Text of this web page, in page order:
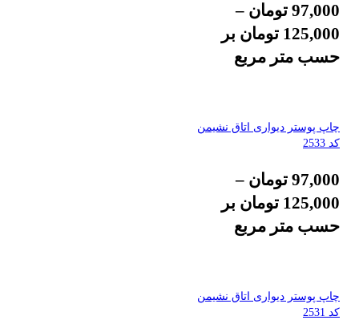
97,000 تومان –
125,000 تومان بر
حسب متر مربع
چاپ پوستر دیواری اتاق نشیمن
کد 2533
97,000 تومان –
125,000 تومان بر
حسب متر مربع
چاپ پوستر دیواری اتاق نشیمن
کد 2531